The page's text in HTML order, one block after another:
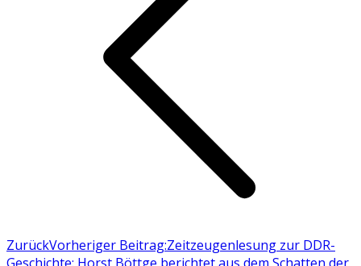
ZurückVorheriger Beitrag:Zeitzeugenlesung zur DDR-